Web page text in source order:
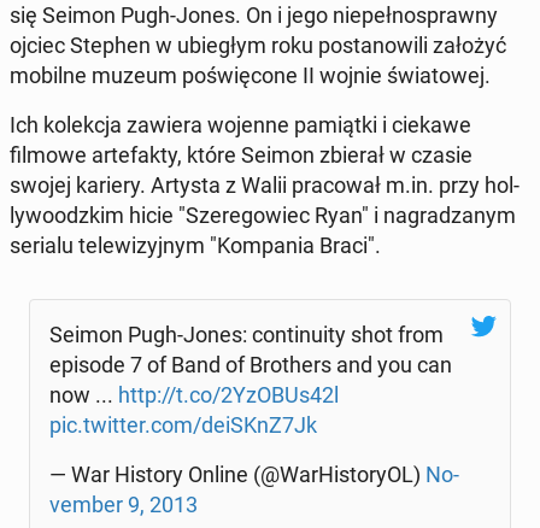
się Seimon Pugh-Jones. On i jego nie­peł­no­spraw­ny
ojciec Stephen w ubie­głym roku po­sta­no­wi­li założyć
mobilne muzeum po­świę­co­ne II wojnie świa­to­wej.
Ich ko­lek­cja zawiera wojenne pa­miąt­ki i ciekawe
filmowe ar­te­fak­ty, które Seimon zbierał w czasie
swojej kariery. Artysta z Walii pra­co­wał m.in. przy hol­
ly­wo­odz­kim hicie "Sze­re­go­wiec Ryan" i na­gra­dza­nym
serialu te­le­wi­zyj­nym "Kom­pa­nia Braci".
Seimon Pugh-Jones: con­ti­nu­ity shot from
episode 7 of Band of Bro­thers and you can
now ... http://t.co/2YzOBUs42l
pic.twitter.com/deiSKnZ7Jk
— War History Online (@War­Hi­sto­ry­OL) No­
vem­ber 9, 2013